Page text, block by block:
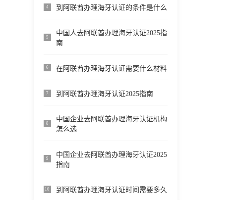
4 到阿联酋办理海牙认证的条件是什么
5
中国人去阿联酋办理海牙认证2025指
南
6 在阿联酋办理海牙认证需要什么材料
7 到阿联酋办理海牙认证2025指南
8
中国企业去阿联酋办理海牙认证机构
怎么选
9
中国企业去阿联酋办理海牙认证2025
指南
10 到阿联酋办理海牙认证时间需要多久